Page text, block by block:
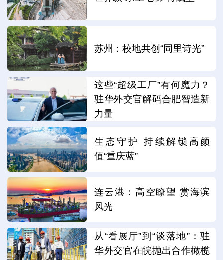
苏州：校地共创“同里诗光”
这些“超级工厂”有何魔力？
驻华外交官解码合肥智造新
力量
生态守护 持续解锁高颜
值“重庆蓝”
连云港：高空瞭望 赏海滨
风光
从“看展厅”到“谈落地”：驻
华外交官在皖抛出合作橄榄